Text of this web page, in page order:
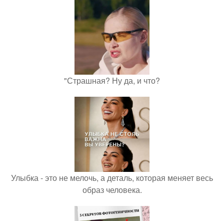
"Страшная? Ну да, и что?
Улыбка - это не мелочь, а деталь, которая меняет весь
образ человека.